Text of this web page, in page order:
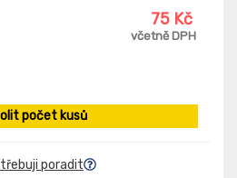
75 Kč
včetně DPH
počet kusů
poradit